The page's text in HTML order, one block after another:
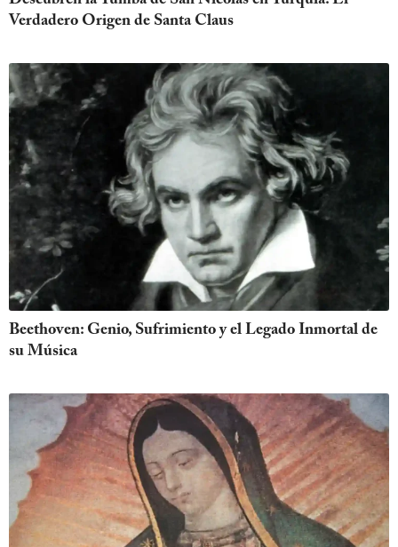
Verdadero Origen de Santa Claus
Beethoven: Genio, Sufrimiento y el Legado Inmortal de
su Música